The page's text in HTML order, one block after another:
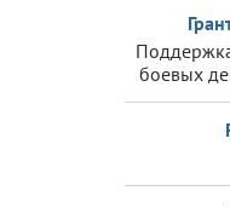
боевых